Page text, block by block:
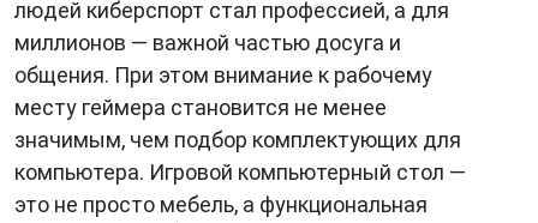
людей киберспорт стал профессией, а для
миллионов — важной частью досуга и
общения. При этом внимание к рабочему
месту геймера становится не менее
значимым, чем подбор комплектующих для
компьютера. Игровой компьютерный стол —
это не просто мебель, а функциональная